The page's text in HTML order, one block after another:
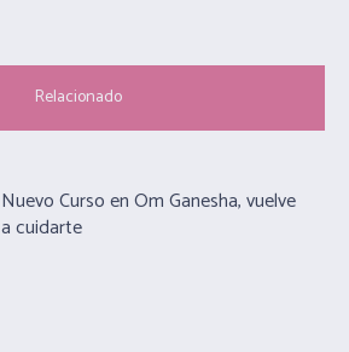
Relacionado
Nuevo Curso en Om Ganesha, vuelve
a cuidarte